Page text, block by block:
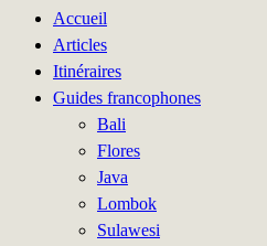
Accueil
Articles
Itinéraires
Guides francophones
Bali
Flores
Java
Lombok
Sulawesi